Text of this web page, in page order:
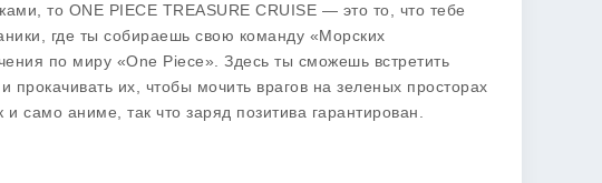
то ONE PIECE TREASURE CRUISE — это то, что тебе
где ты собираешь свою команду «Морских
по миру «One Piece». Здесь ты сможешь встретить
их, чтобы мочить врагов на зеленых просторах
само аниме, так что заряд позитива гарантирован.